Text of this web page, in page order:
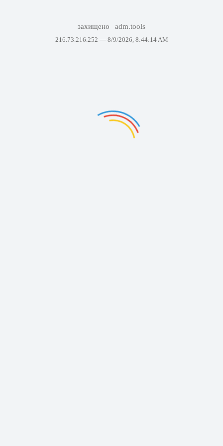
захищено adm.tools
216.73.216.252 — 8/9/2026, 8:44:14 AM